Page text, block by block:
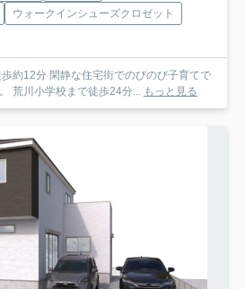
ウォークインシューズクロゼット
約12分 閑静な住宅街でのびのび子育てで
荒川小学校まで徒歩24分... もっと見る